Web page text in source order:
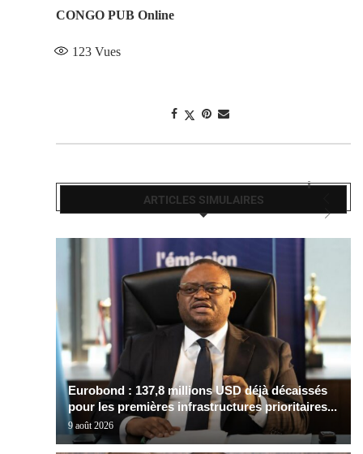
CONGO PUB Online
123 Vues
ARTICLES SIMULAIRES
Eurobond : 137,8 millions USD déjà décaissés
pour les premières infrastructures prioritaires...
9 août 2026